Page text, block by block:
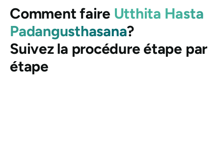
Comment faire Utthita Hasta
Padangusthasana?
Suivez la procédure étape par
étape